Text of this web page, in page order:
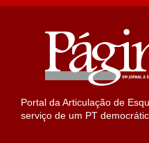
Portal da Articulação de
serviço de um PT